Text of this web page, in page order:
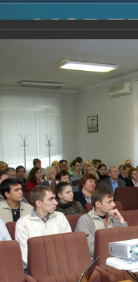
2014 - Международная
Award - 2008 г.
Report
2008 г.